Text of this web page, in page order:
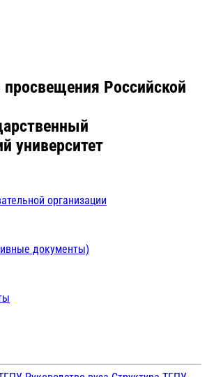
Российской
университет
организации
документы)